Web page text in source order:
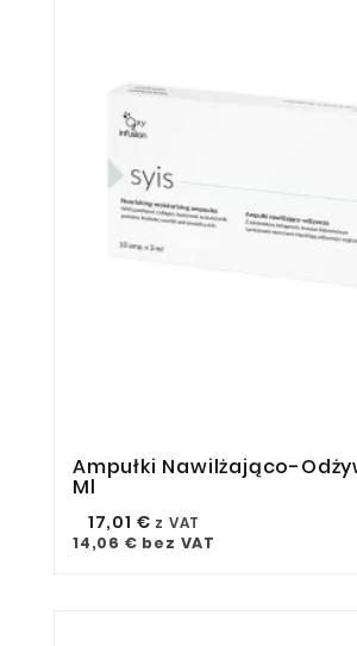
 
Ampułki Nawilżająco-
Ml
17,01 € z VAT
14,06 € bez VAT